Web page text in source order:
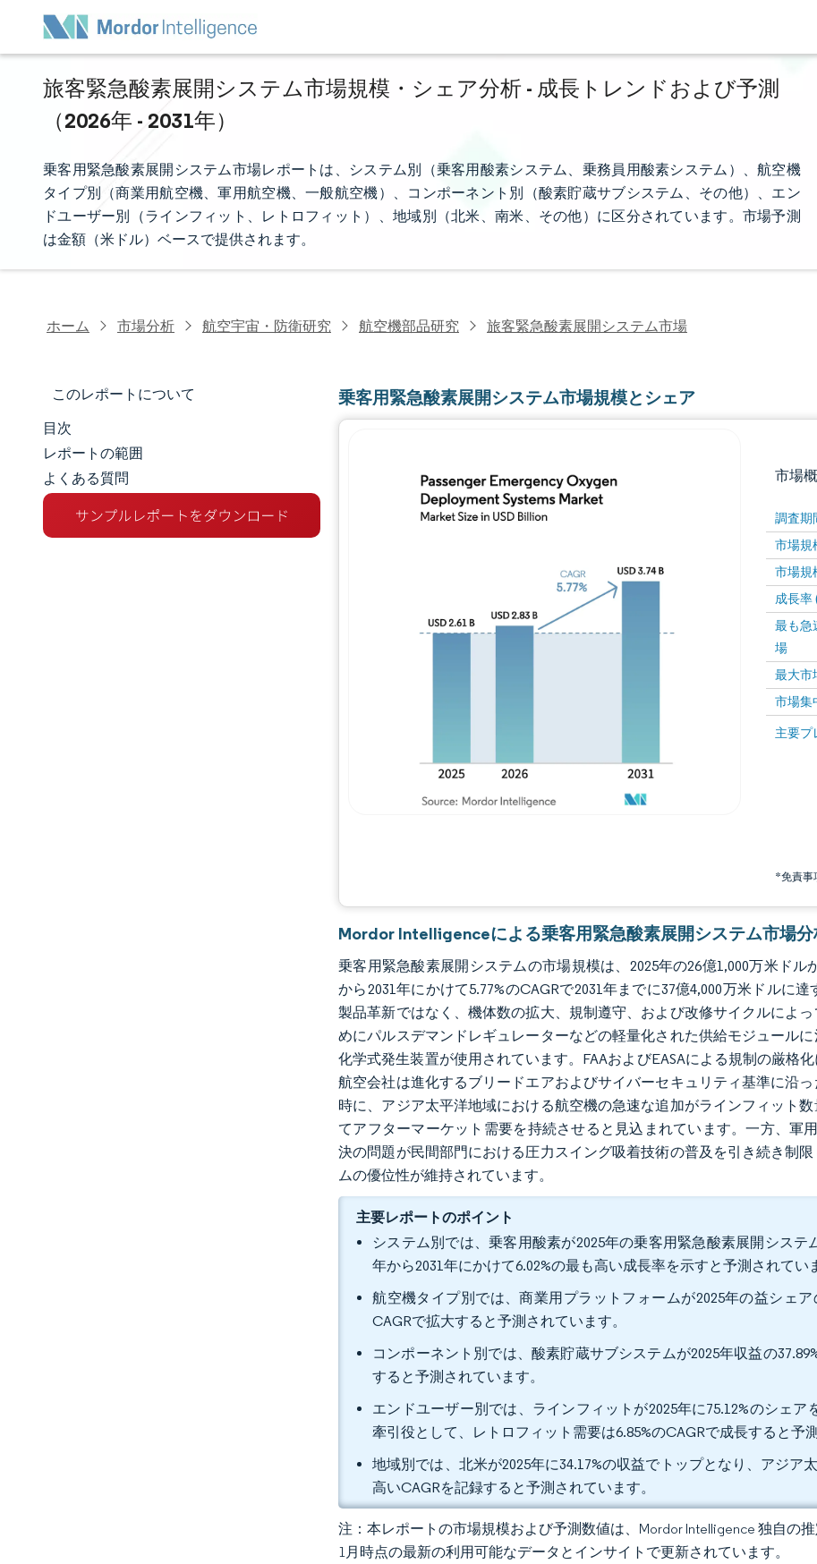
旅客緊急酸素展開システム市場規模・シェア分析 - 成長トレンドおよび予測
（2026年 - 2031年）
乗客用緊急酸素展開システム市場レポートは、システム別（乗客用酸素システム、乗務員用酸素システム）、航空機
タイプ別（商業用航空機、軍用航空機、一般航空機）、コンポーネント別（酸素貯蔵サブシステム、その他）、エン
ドユーザー別（ラインフィット、レトロフィット）、地域別（北米、南米、その他）に区分されています。市場予測
は金額（米ドル）ベースで提供されます。
ホーム 市場分析 航空宇宙・防衛研究 航空機部品研究 旅客緊急酸素展開システム市場
このレポートについて
市場規模とシェア
市場分析
トレンドとインサイト
目次
レポートの範囲
よくある質問
乗客用緊急酸素展開システム市場規模とシェア
市場
調査期
市場規
市場規
成長率
最も急
場
最大市
市場集
主要プ
*免責事
画像 ©
画像 © Mordor Intelligence。再利用にはCC BY 4.0の表示
Mordor Intelligenceによる乗客用緊急酸素展開システム市場
乗客用緊急酸素展開システムの市場規模は、2025年の26億1,000万米ドル
から2031年にかけて5.77%のCAGRで2031年までに37億4,000万米ドルに
製品革新ではなく、機体数の拡大、規制遵守、および改修サイクルによ
めにパルスデマンドレギュレーターなどの軽量化された供給モジュール
化学式発生装置が使用されています。FAAおよびEASAによる規制の厳格
航空会社は進化するブリードエアおよびサイバーセキュリティ基準に沿
時に、アジア太平洋地域における航空機の急速な追加がラインフィット
てアフターマーケット需要を持続させると見込まれています。一方、軍
決の問題が民間部門における圧力スイング吸着技術の普及を引き続き制
ムの優位性が維持されています。
主要レポートのポイント
システム別では、乗客用酸素が2025年の乗客用緊急酸素展開システ
年から2031年にかけて6.02%の最も高い成長率を示すと予測されてい
航空機タイプ別では、商業用プラットフォームが2025年の益シェア
CAGRで拡大すると予測されています。
コンポーネント別では、酸素貯蔵サブシステムが2025年収益の
すると予測されています。
エンドユーザー別では、ラインフィットが2025年に75.12%のシェ
牽引役として、レトロフィット需要は6.85%のCAGRで成長すると予
地域別では、北米が2025年に34.17%の収益でトップとなり、アジア
高いCAGRを記録すると予測されています。
注：本レポートの市場規模および予測数値は、Mordor Intelligence 独自の
1月時点の最新の利用可能なデータとインサイトで更新されています。